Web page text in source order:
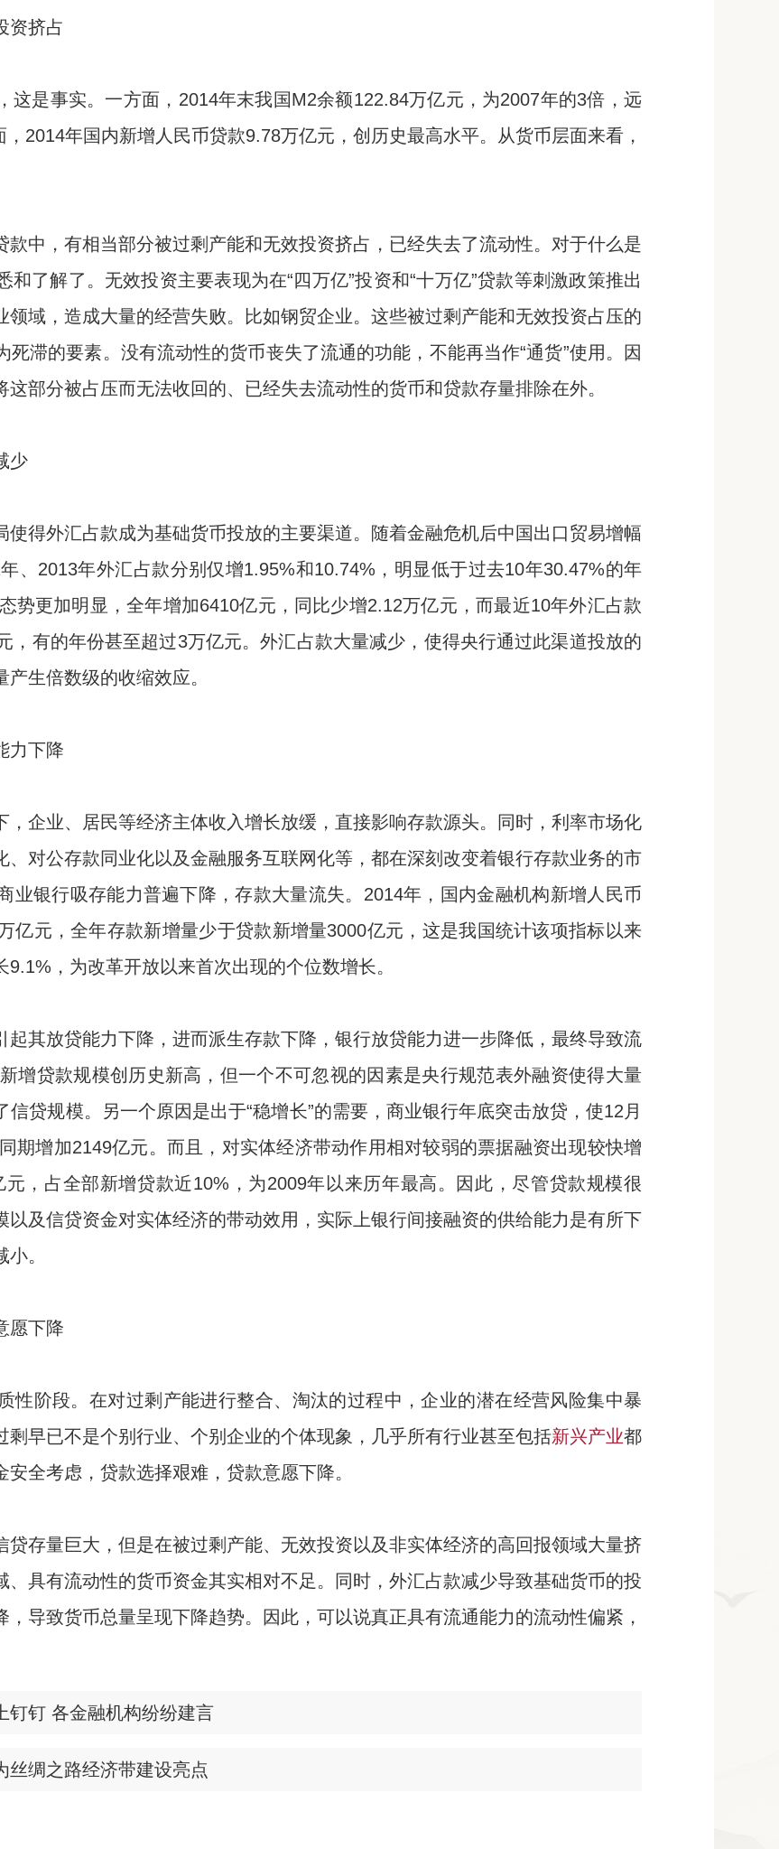
资挤占
这是事实。一方面，2014年末我国M2余额122.84万亿元，为2007年的3倍，远
2014年国内新增人民币贷款9.78万亿元，创历史最高水平。从货币层面来看，
中，有相当部分被过剩产能和无效投资挤占，已经失去了流动性。对于什么是
了解了。无效投资主要表现为在“四万亿”投资和“十万亿”贷款等刺激政策推出
域，造成大量的经营失败。比如钢贸企业。这些被过剩产能和无效投资占压的
滞的要素。没有流动性的货币丧失了流通的功能，不能再当作“通货”使用。因
部分被占压而无法收回的、已经失去流动性的货币和贷款存量排除在外。
少
得外汇占款成为基础货币投放的主要渠道。随着金融危机后中国出口贸易增幅
、2013年外汇占款分别仅增1.95%和10.74%，明显低于过去10年30.47%的年
势更加明显，全年增加6410亿元，同比少增2.12万亿元，而最近10年外汇占款
，有的年份甚至超过3万亿元。外汇占款大量减少，使得央行通过此渠道投放的
生倍数级的收缩效应。
力下降
，企业、居民等经济主体收入增长放缓，直接影响存款源头。同时，利率市场化
对公存款同业化以及金融服务互联网化等，都在深刻改变着银行存款业务的市
业银行吸存能力普遍下降，存款大量流失。2014年，国内金融机构新增人民币
亿元，全年存款新增量少于贷款新增量3000亿元，这是我国统计该项指标以来
，为改革开放以来首次出现的个位数增长。
起其放贷能力下降，进而派生存款下降，银行放贷能力进一步降低，最终导致流
增贷款规模创历史新高，但一个不可忽视的因素是央行规范表外融资使得大量
贷规模。另一个原因是出于“稳增长”的需要，商业银行年底突击放贷，使12月
期增加2149亿元。而且，对实体经济带动作用相对较弱的票据融资出现较快增
，占全部新增贷款近10%，为2009年以来历年最高。因此，尽管贷款规模很
及信贷资金对实体经济的带动效用，实际上银行间接融资的供给能力是有所下
。
愿下降
性阶段。在对过剩产能进行整合、淘汰的过程中，企业的潜在经营风险集中暴
早已不是个别行业、个别企业的个体现象，几乎所有行业甚至包括新兴产业都
全考虑，贷款选择艰难，贷款意愿下降。
贷存量巨大，但是在被过剩产能、无效投资以及非实体经济的高回报领域大量挤
具有流动性的货币资金其实相对不足。同时，外汇占款减少导致基础货币的投
导致货币总量呈现下降趋势。因此，可以说真正具有流通能力的流动性偏紧，
钉钉 各金融机构纷纷建言
丝绸之路经济带建设亮点